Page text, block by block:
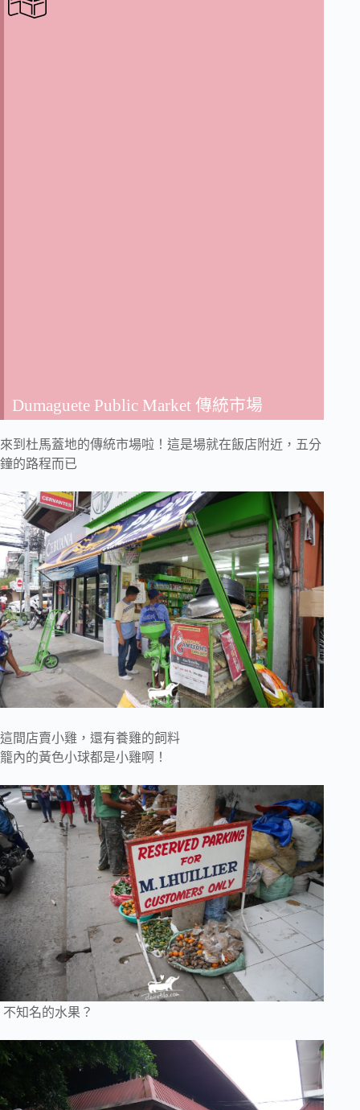
Dumaguete Public Market 傳統市場
來到杜馬蓋地的傳統市場啦！這是場就在飯店附近，五分
鐘的路程而已
這間店賣小雞，還有養雞的飼料
籠內的黃色小球都是小雞啊！
不知名的水果？